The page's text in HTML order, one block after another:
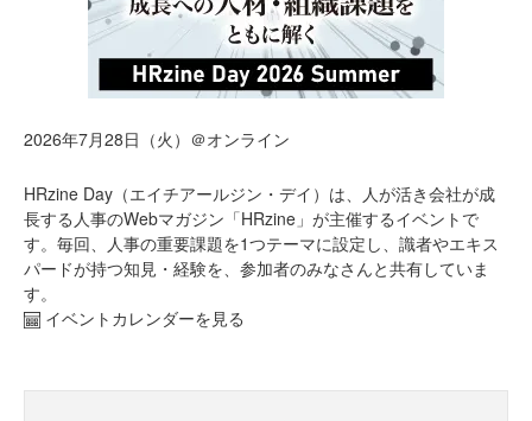
2026年7月28日（火）＠オンライン
HRzine Day（エイチアールジン・デイ）は、人が活き会社が成
長する人事のWebマガジン「HRzine」が主催するイベントで
す。毎回、人事の重要課題を1つテーマに設定し、識者やエキス
パードが持つ知見・経験を、参加者のみなさんと共有していま
す。
イベントカレンダーを見る